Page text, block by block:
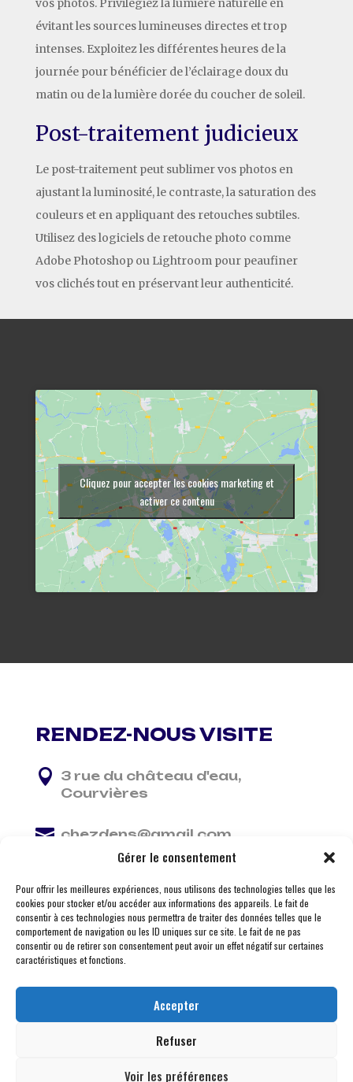
Gérer le consentement
Pour offrir les meilleures expériences, nous utilisons des technologies telles que les
cookies pour stocker et/ou accéder aux informations des appareils. Le fait de
consentir à ces technologies nous permettra de traiter des données telles que le
comportement de navigation ou les ID uniques sur ce site. Le fait de ne pas
consentir ou de retirer son consentement peut avoir un effet négatif sur certaines
caractéristiques et fonctions.
Accepter
Refuser
Voir les préférences
vos photos. Privilégiez la lumière naturelle en
évitant les sources lumineuses directes et trop
intenses. Exploitez les différentes heures de la
journée pour bénéficier de l’éclairage doux du
matin ou de la lumière dorée du coucher de soleil.
Post-traitement judicieux
Le post-traitement peut sublimer vos photos en
ajustant la luminosité, le contraste, la saturation des
couleurs et en appliquant des retouches subtiles.
Utilisez des logiciels de retouche photo comme
Adobe Photoshop ou Lightroom pour peaufiner
vos clichés tout en préservant leur authenticité.
Cliquez pour accepter les cookies marketing et
activer ce contenu
RENDEZ-NOUS VISITE
 3 rue du château d'eau,
Courvières
 chezdens@gmail.com
© 2026 M Development–Mentions légales